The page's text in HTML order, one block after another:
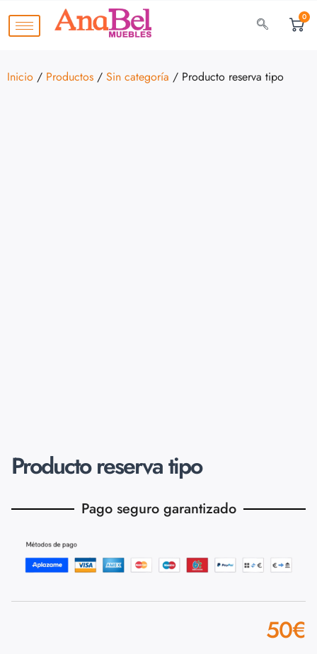
0
Inicio / Productos / Sin categoría / Producto reserva tipo
Producto reserva tipo
Pago seguro garantizado
50€